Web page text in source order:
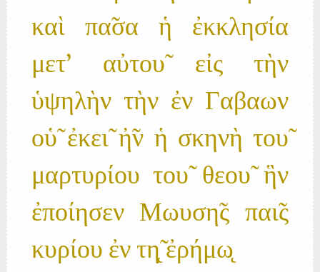
καὶ πα̃σα ἡ ἐκκλησία
μετ' αὐτου̃ εἰς τὴν
ὑψηλὴν τὴν ἐν Γαβαων
οὑ̃ ἐκει̃ ἠ̃ν ἡ σκηνὴ του̃
μαρτυρίου του̃ θεου̃ ἣν
ἐποίησεν Μωυση̃ς παι̃ς
κυρίου ἐν τη̨̃ ἐρήμω̨